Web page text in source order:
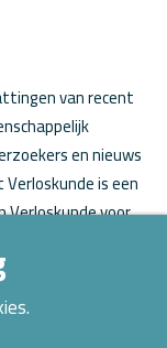
van recent
en nieuws
is een
Verloskunde voor